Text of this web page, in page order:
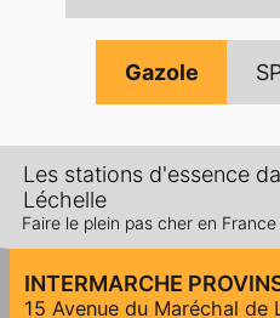
Gazole
Les stations d'essence
Léchelle
Faire le plein pas cher en France
INTERMARCHE